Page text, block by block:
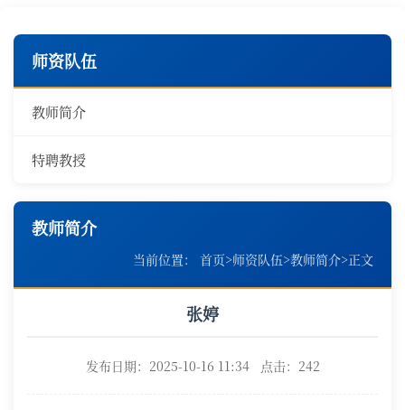
师资队伍
教师简介
特聘教授
教师简介
当前位置： 首页>师资队伍>教师简介>正文
张婷
发布日期：2025-10-16 11:34 点击： 242